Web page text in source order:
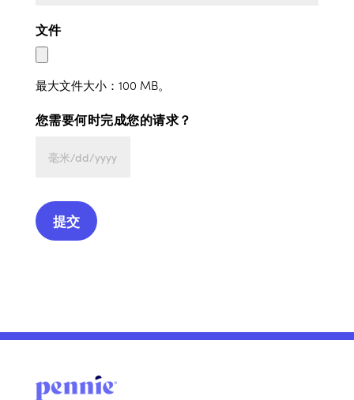
文件
最大文件大小：100 MB。
您需要何时完成您的请求？
MM
线
DD